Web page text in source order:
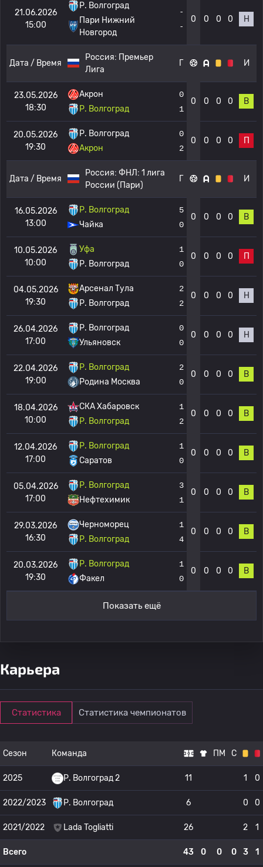
21.06.2026
15:00
Р. Волгоград
Пари Нижний
Новгород
-
-
0 0 0 0 Н
Дата / Время
Россия: Премьер
Лига
Г И
23.05.2026
18:30
Акрон
Р. Волгоград
0
1
0 0 0 0 В
20.05.2026
19:30
Р. Волгоград
Акрон
0
2
0 0 0 0 П
Дата / Время
Россия: ФНЛ: 1 лига
России (Пари)
Г И
16.05.2026
13:00
Р. Волгоград
Чайка
5
0
0 0 0 0 В
10.05.2026
10:00
Уфа
Р. Волгоград
1
0
0 0 0 0 П
04.05.2026
19:30
Арсенал Тула
Р. Волгоград
2
2
0 0 0 0 Н
26.04.2026
17:00
Р. Волгоград
Ульяновск
0
0
0 0 0 0 Н
22.04.2026
19:00
Р. Волгоград
Родина Москва
2
0
0 0 0 0 В
18.04.2026
10:00
СКА Хабаровск
Р. Волгоград
1
2
0 0 0 0 В
12.04.2026
17:00
Р. Волгоград
Саратов
1
0
0 0 0 0 В
05.04.2026
17:00
Р. Волгоград
Нефтехимик
3
1
0 0 0 0 В
29.03.2026
16:30
Черноморец
Р. Волгоград
1
4
0 0 0 0 В
20.03.2026
19:30
Р. Волгоград
Факел
1
0
0 0 0 0 В
Показать ещё
Карьера
Статистика Статистика чемпионатов
Сезон Команда ПМ С
2025 Р. Волгоград 2 11 1 0
2022/2023 Р. Волгоград 6 0 0
2021/2022 Lada Togliatti 26 2 1
Всего 43 0 0 0 3 1